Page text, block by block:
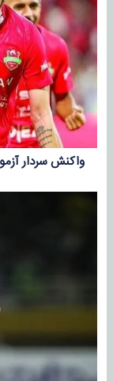
واکنش سردار